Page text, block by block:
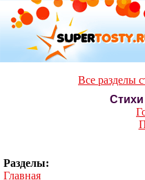
Все разделы
Разделы:
Главная